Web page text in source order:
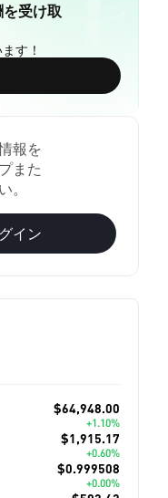
受け取
す！
報を
また
。
イン
$64,948.00
+1.10%
$1,915.17
+0.60%
$0.999508
+0.00%